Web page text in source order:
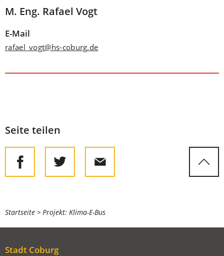
M. Eng. Rafael Vogt
E-Mail
rafael_vogt hs-coburg de
Seite teilen
Sie
befinden
sich
Startseite Projekt: Klima-E-Bus
Stadt Coburg